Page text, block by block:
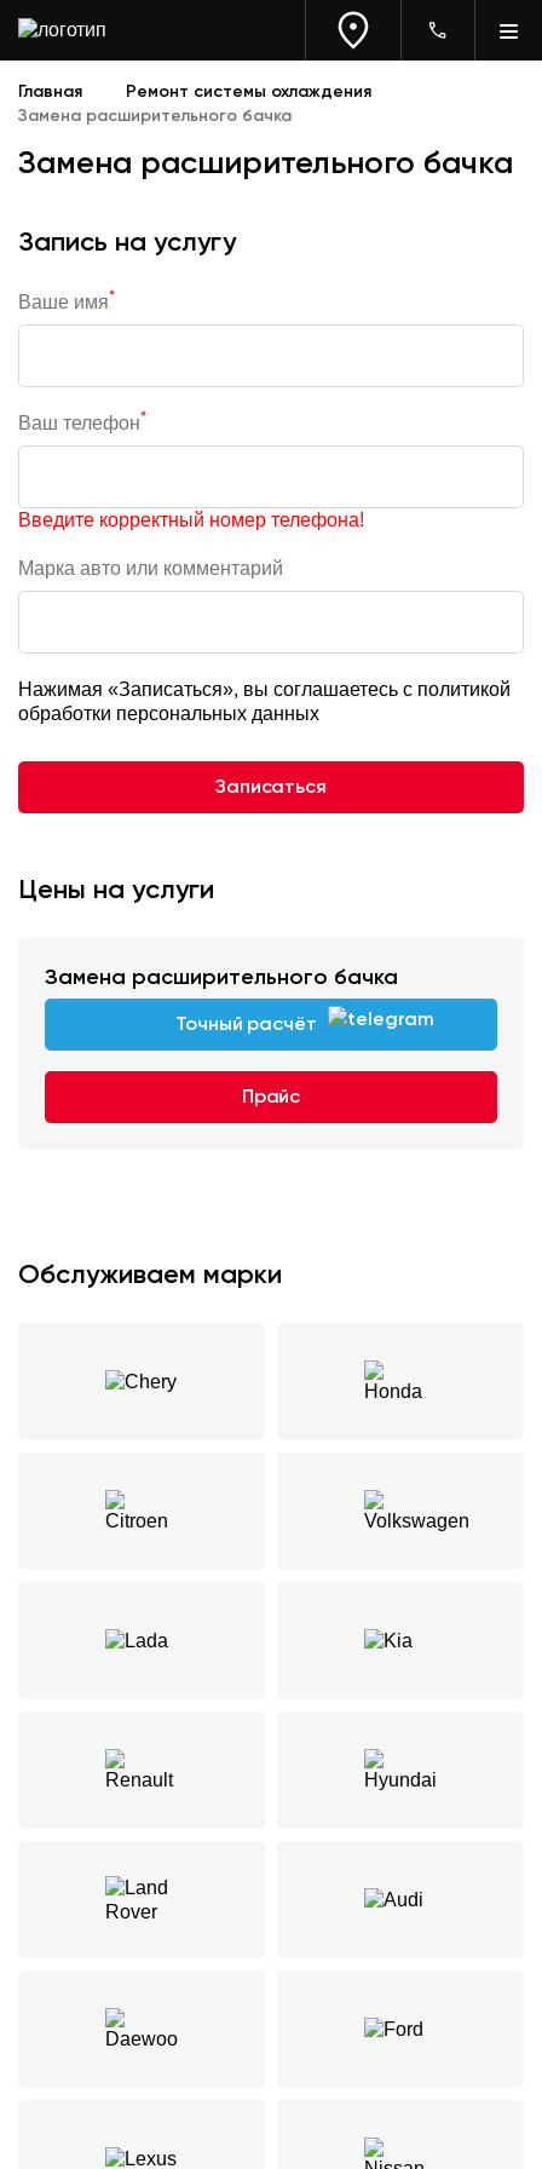
Главная
Ремонт системы охлаждения
Замена расширительного бачка
Замена расширительного бачка
Запись на услугу
Ваше имя*
Ваш телефон*
Введите корректный номер телефона!
Марка авто или комментарий
Нажимая «Записаться», вы соглашаетесь с политикой
обработки персональных данных
Записаться
Цены на услуги
Замена расширительного бачка
Точный расчёт
Прайс
Обслуживаем марки